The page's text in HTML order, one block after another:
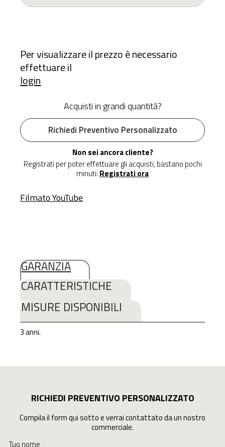
Per visualizzare il prezzo è necessario
effettuare il
login
Acquisti in grandi quantità?
Richiedi Preventivo Personalizzato
Non sei ancora cliente?
Registrati per poter effettuare gli acquisti, bastano pochi
minuti: Registrati ora
Filmato YouTube
GARANZIA
CARATTERISTICHE
MISURE DISPONIBILI
3 anni.
RICHIEDI PREVENTIVO PERSONALIZZATO
Compila il form qui sotto e verrai contattato da un nostro
commerciale.
Tuo nome